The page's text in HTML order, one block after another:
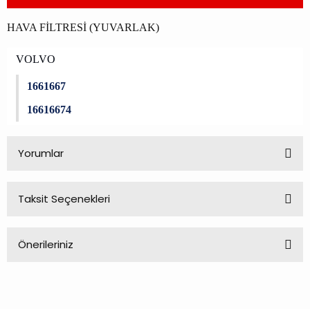
HAVA FİLTRESİ (YUVARLAK)
VOLVO
1661667
16616674
Yorumlar
Taksit Seçenekleri
Önerileriniz